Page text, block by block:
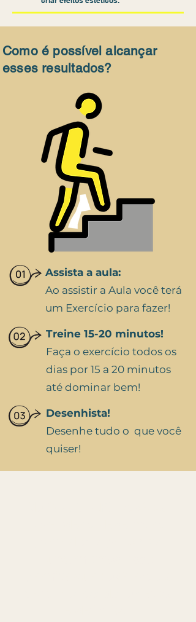
Como é possível alcançar
esses resultados?
Assista a aula:
Ao assistir a Aula você terá
um Exercício para fazer!
Treine 15-20 minutos!
Faça o exercício todos os
dias por 15 a 20 minutos
até dominar bem!
Desenhista!
Desenhe tudo o que você
quiser!